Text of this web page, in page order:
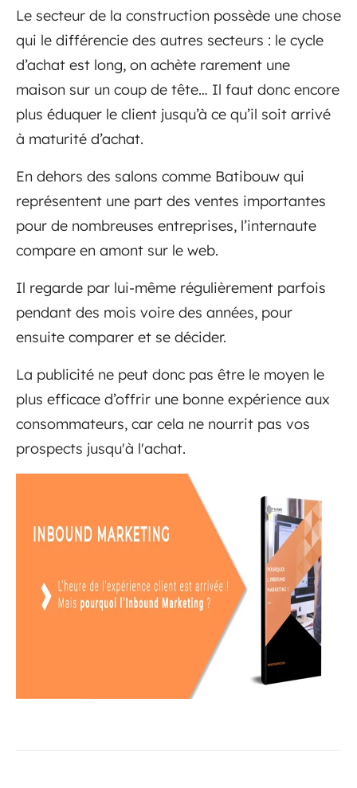
Le secteur de la construction possède une chose
qui le différencie des autres secteurs : le cycle
d’achat est long, on achète rarement une
maison sur un coup de tête… Il faut donc encore
plus éduquer le client jusqu’à ce qu’il soit arrivé
à maturité d’achat.
En dehors des salons comme Batibouw qui
représentent une part des ventes importantes
pour de nombreuses entreprises, l’internaute
compare en amont sur le web.
Il regarde par lui-même régulièrement parfois
pendant des mois voire des années, pour
ensuite comparer et se décider.
La publicité ne peut donc pas être le moyen le
plus efficace d’offrir une bonne expérience aux
consommateurs, car cela ne nourrit pas vos
prospects jusqu'à l'achat.